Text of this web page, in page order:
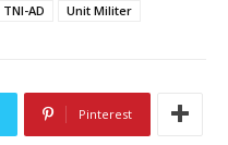
TNI-AD Unit Militer
Pinterest